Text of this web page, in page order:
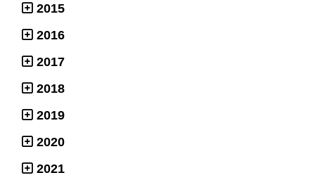
2015
2016
2017
2018
2019
2020
2021